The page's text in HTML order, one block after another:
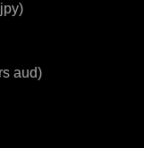
aud)